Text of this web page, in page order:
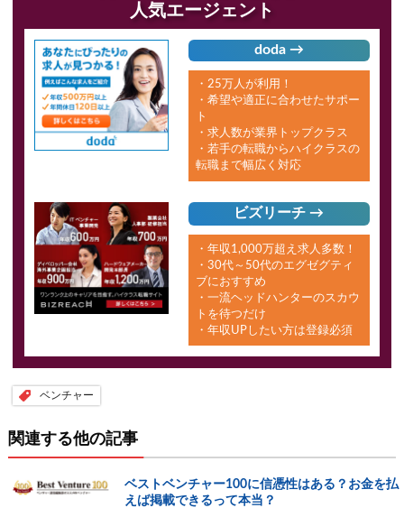
人気エージェント
doda →
・25万人が利用！
・希望や適正に合わせたサポー
ト
・求人数が業界トップクラス
・若手の転職からハイクラスの
転職まで幅広く対応
ビズリーチ →
・年収1,000万超え求人多数！
・30代～50代のエグゼグティ
ブにおすすめ
・一流ヘッドハンターのスカウ
トを待つだけ
・年収UPしたい方は登録必須
ベンチャー
関連する他の記事
ベストベンチャー100に信憑性はある？お金を払
えば掲載できるって本当？